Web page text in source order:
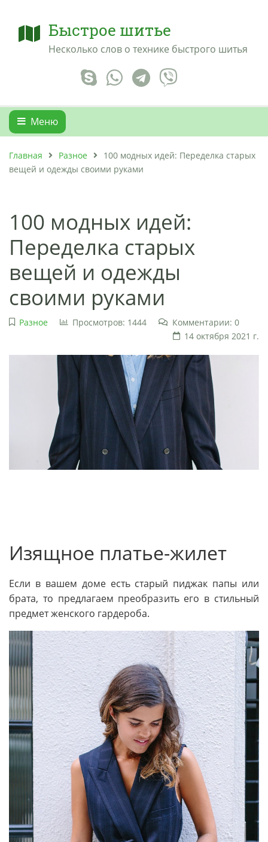
Быстрое шитье
Несколько слов о технике быстрого шитья
Меню
Главная Разное
100 модных идей: Переделка старых
вещей и одежды своими руками
100 модных идей:
Переделка старых
вещей и одежды
своими руками
Разное Просмотров: 1444
Комментарии: 0
14 октября 2021 г.
Изящное платье-жилет
Если в вашем доме есть старый пиджак папы или
брата, то предлагаем преобразить его в стильный
предмет женского гардероба.